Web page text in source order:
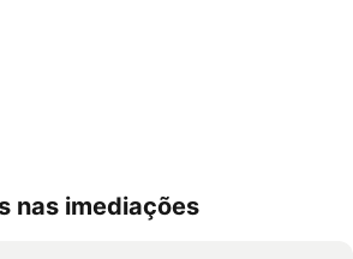
nas imediações